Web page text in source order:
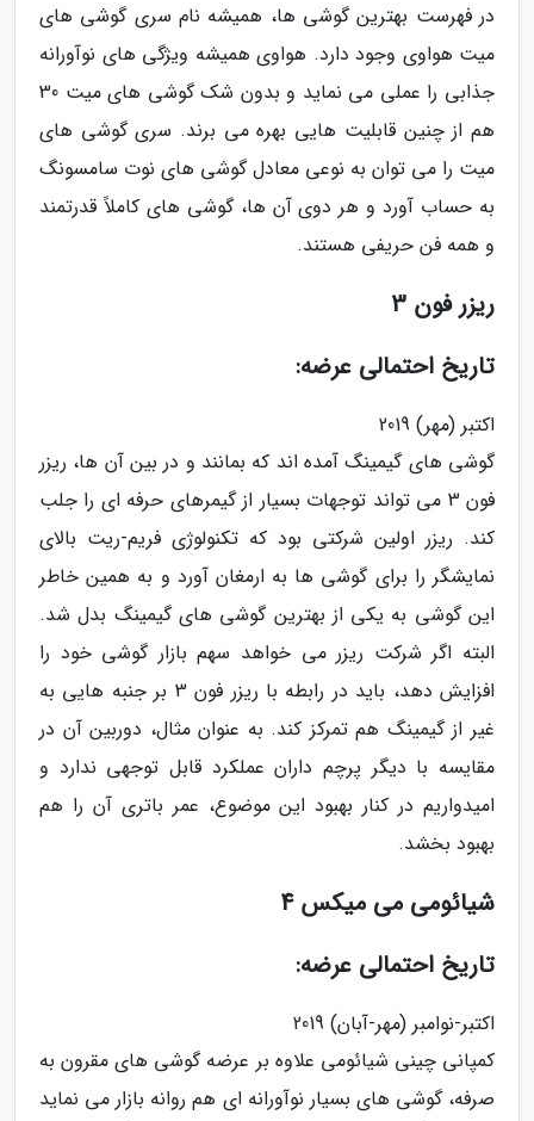
در فهرست بهترین گوشی ها، همیشه نام سری گوشی های
میت هواوی وجود دارد. هواوی همیشه ویژگی های نوآورانه
جذابی را عملی می نماید و بدون شک گوشی های میت 30
هم از چنین قابلیت هایی بهره می برند. سری گوشی های
میت را می توان به نوعی معادل گوشی های نوت سامسونگ
به حساب آورد و هر دوی آن ها، گوشی های کاملاً قدرتمند
و همه فن حریفی هستند.
ریزر فون 3
تاریخ احتمالی عرضه:
اکتبر (مهر) 2019
گوشی های گیمینگ آمده اند که بمانند و در بین آن ها، ریزر
فون 3 می تواند توجهات بسیار از گیمرهای حرفه ای را جلب
کند. ریزر اولین شرکتی بود که تکنولوژی فریم-ریت بالای
نمایشگر را برای گوشی ها به ارمغان آورد و به همین خاطر
این گوشی به یکی از بهترین گوشی های گیمینگ بدل شد.
البته اگر شرکت ریزر می خواهد سهم بازار گوشی خود را
افزایش دهد، باید در رابطه با ریزر فون 3 بر جنبه هایی به
غیر از گیمینگ هم تمرکز کند. به عنوان مثال، دوربین آن در
مقایسه با دیگر پرچم داران عملکرد قابل توجهی ندارد و
امیدواریم در کنار بهبود این موضوع، عمر باتری آن را هم
بهبود بخشد.
شیائومی می میکس 4
تاریخ احتمالی عرضه:
اکتبر-نوامبر (مهر-آبان) 2019
کمپانی چینی شیائومی علاوه بر عرضه گوشی های مقرون به
صرفه، گوشی های بسیار نوآورانه ای هم روانه بازار می نماید